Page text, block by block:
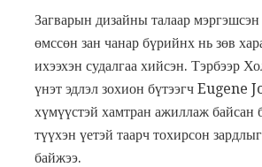
Загварын дизайны талаар мэргэшсэн
өмссөн зан чанар бүрийнх нь зөв
ихээхэн судалгаа хийсэн. Тэрбээр
үнэт эдлэл зохион бүтээгч Eugene
хүмүүстэй хамтран ажиллаж байсан
түүхэн үетэй таарч тохирсон
байжээ.